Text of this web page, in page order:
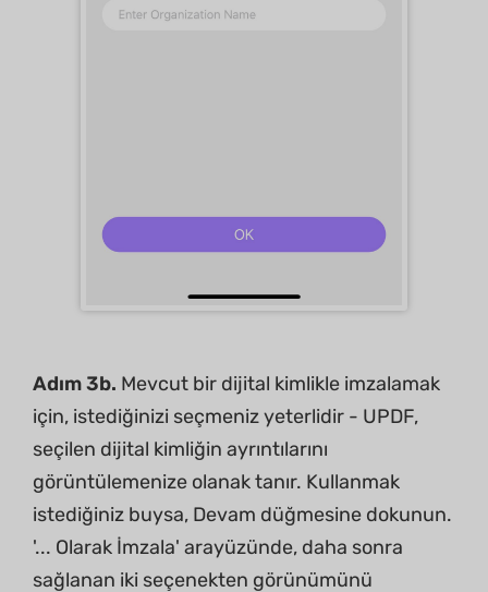
Adım 3b. Mevcut bir dijital kimlikle imzalamak
için, istediğinizi seçmeniz yeterlidir - UPDF,
seçilen dijital kimliğin ayrıntılarını
görüntülemenize olanak tanır. Kullanmak
istediğiniz buysa, Devam düğmesine dokunun.
'... Olarak İmzala' arayüzünde, daha sonra
sağlanan iki seçenekten görünümünü